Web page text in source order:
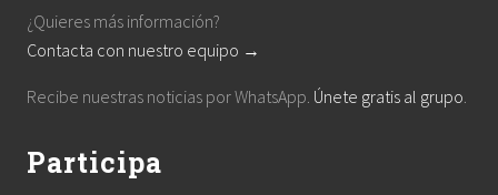
¿Quieres más información?
Contacta con nuestro equipo →
Recibe nuestras noticias por WhatsApp. Únete gratis al grupo.
Participa